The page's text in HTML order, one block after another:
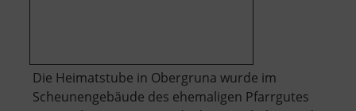
Die Heimatstube in Obergruna wurde im
Scheunengebäude des ehemaligen Pfarrgutes